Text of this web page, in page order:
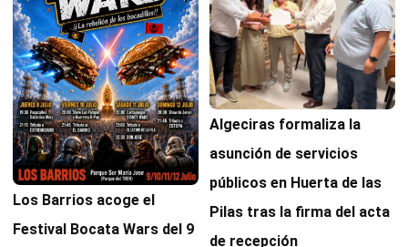
Los Barrios acoge el
Festival Bocata Wars del 9
Algeciras formaliza la
asunción de servicios
públicos en Huerta de las
Pilas tras la firma del acta
de recepción